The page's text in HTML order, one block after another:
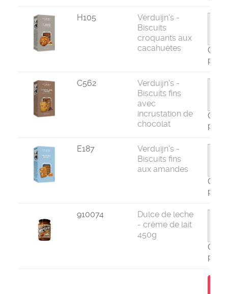
H105
Verduijn's -
Biscuits
croquants aux
cacahuètes
par
C562
Verduijn's -
Biscuits fins
avec
incrustation de
chocolat
par
E187
Verduijn's -
Biscuits fins
aux amandes
par
910074
Dulce de leche
- crème de lait
450g
par